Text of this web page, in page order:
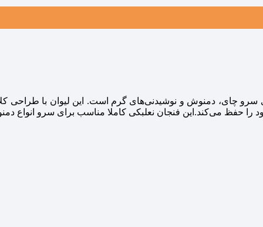
سرو چای، دمنوش و نوشیدنی‌های گرم است. این لیوان با
را حفظ می‌کند.این فنجان نعلبکی کاملا مناسب برای سرو انواع